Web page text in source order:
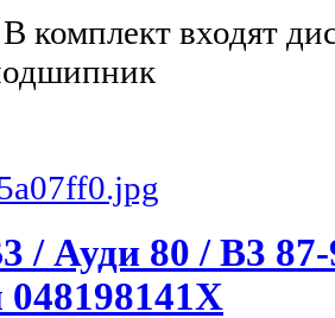
комплект входят
/ Ауди 80 / B3
048198141X